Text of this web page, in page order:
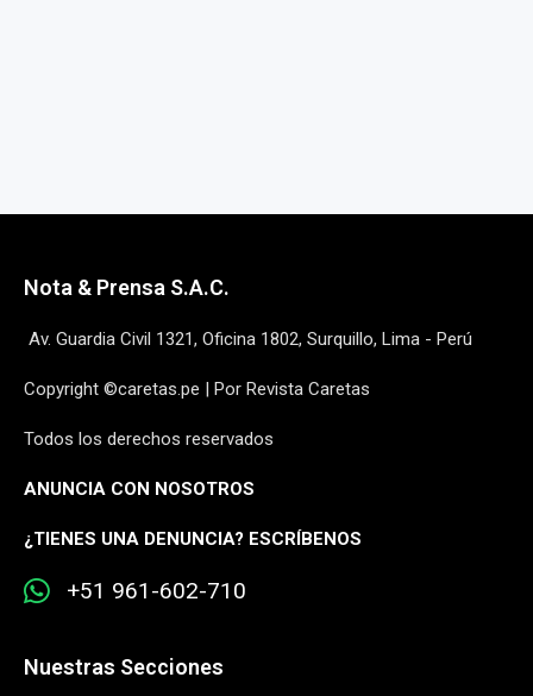
Nota & Prensa S.A.C.
Av. Guardia Civil 1321, Oficina 1802, Surquillo, Lima - Perú
Copyright ©caretas.pe | Por Revista Caretas
Todos los derechos reservados
ANUNCIA CON NOSOTROS
¿TIENES UNA DENUNCIA? ESCRÍBENOS
+51 961-602-710
Nuestras Secciones